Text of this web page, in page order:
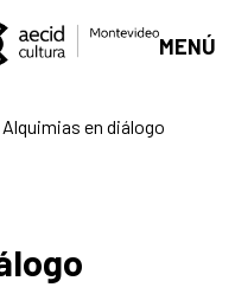
MENÚ
Alquimias en diálogo